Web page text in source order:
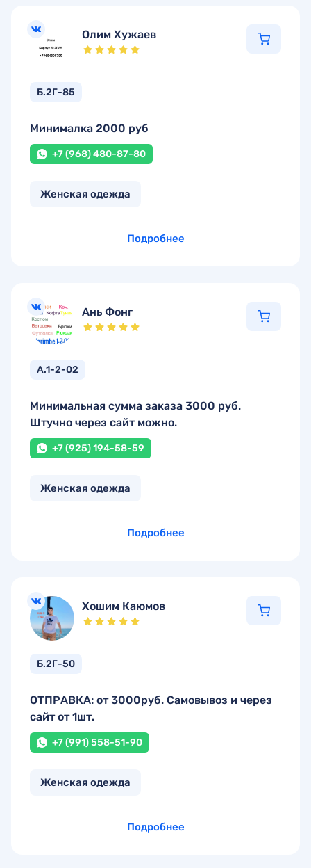
Олим Хужаев
Б.2Г-85
Минималка 2000 руб
+7 (968) 480-87-80
Женская одежда
Подробнее
Ань Фонг
А.1-2-02
Минимальная сумма заказа 3000 руб.
Штучно через сайт можно.
+7 (925) 194-58-59
Женская одежда
Подробнее
Хошим Каюмов
Б.2Г-50
ОТПРАВКА: от 3000руб. Самовывоз и через
сайт от 1шт.
+7 (991) 558-51-90
Женская одежда
Подробнее